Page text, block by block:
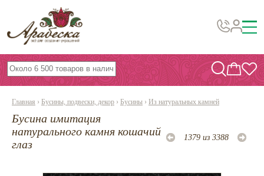
Бусины, подвески, декор
Бисер
Фурнитура
Проволока
Инструменты и материалы
Главная › Бусины, подвески, декор › Бусины › Из натуральных камней
Бусина имитация
натурального камня кошачий
глаз
1379 из 3388